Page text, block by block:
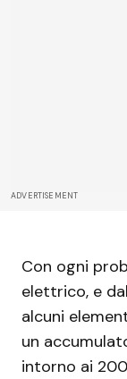
ADVERTISEMENT
Con ogni
elettrico, e
alcuni
un
intorno ai